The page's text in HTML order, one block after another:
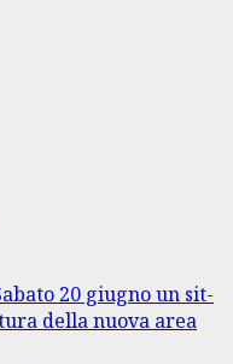
20 giugno un sit-
della nuova area